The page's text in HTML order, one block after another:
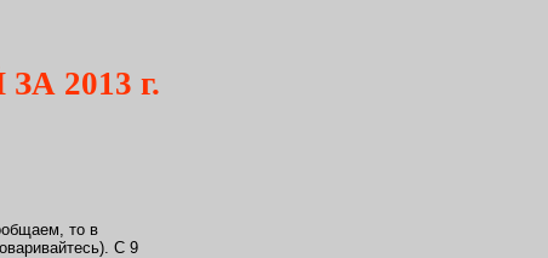
2013 г.
то в
С 9